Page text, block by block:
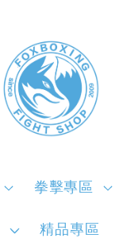
拳擊專區
精品專區